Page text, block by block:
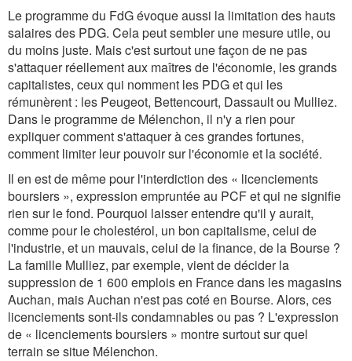
Le programme du FdG évoque aussi la limitation des hauts
salaires des PDG. Cela peut sembler une mesure utile, ou
du moins juste. Mais c'est surtout une façon de ne pas
s'attaquer réellement aux maîtres de l'économie, les grands
capitalistes, ceux qui nomment les PDG et qui les
rémunèrent : les Peugeot, Bettencourt, Dassault ou Mulliez.
Dans le programme de Mélenchon, il n'y a rien pour
expliquer comment s'attaquer à ces grandes fortunes,
comment limiter leur pouvoir sur l'économie et la société.
Il en est de même pour l'interdiction des « licenciements
boursiers », expression empruntée au PCF et qui ne signifie
rien sur le fond. Pourquoi laisser entendre qu'il y aurait,
comme pour le cholestérol, un bon capitalisme, celui de
l'industrie, et un mauvais, celui de la finance, de la Bourse ?
La famille Mulliez, par exemple, vient de décider la
suppression de 1 600 emplois en France dans les magasins
Auchan, mais Auchan n'est pas coté en Bourse. Alors, ces
licenciements sont-ils condamnables ou pas ? L'expression
de « licenciements boursiers » montre surtout sur quel
terrain se situe Mélenchon.